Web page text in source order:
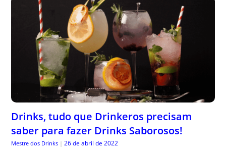
Drinks, tudo que Drinkeros precisam
saber para fazer Drinks Saborosos!
Mestre dos Drinks | 26 de abril de 2022